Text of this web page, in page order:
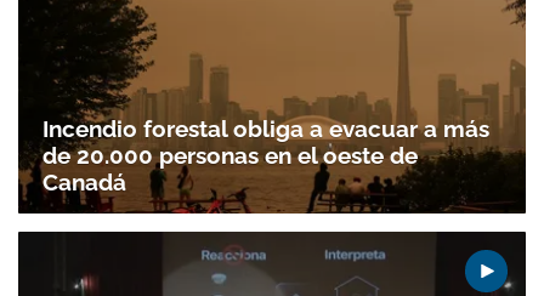
Incendio forestal obliga a evacuar a más
de 20.000 personas en el oeste de
Canadá